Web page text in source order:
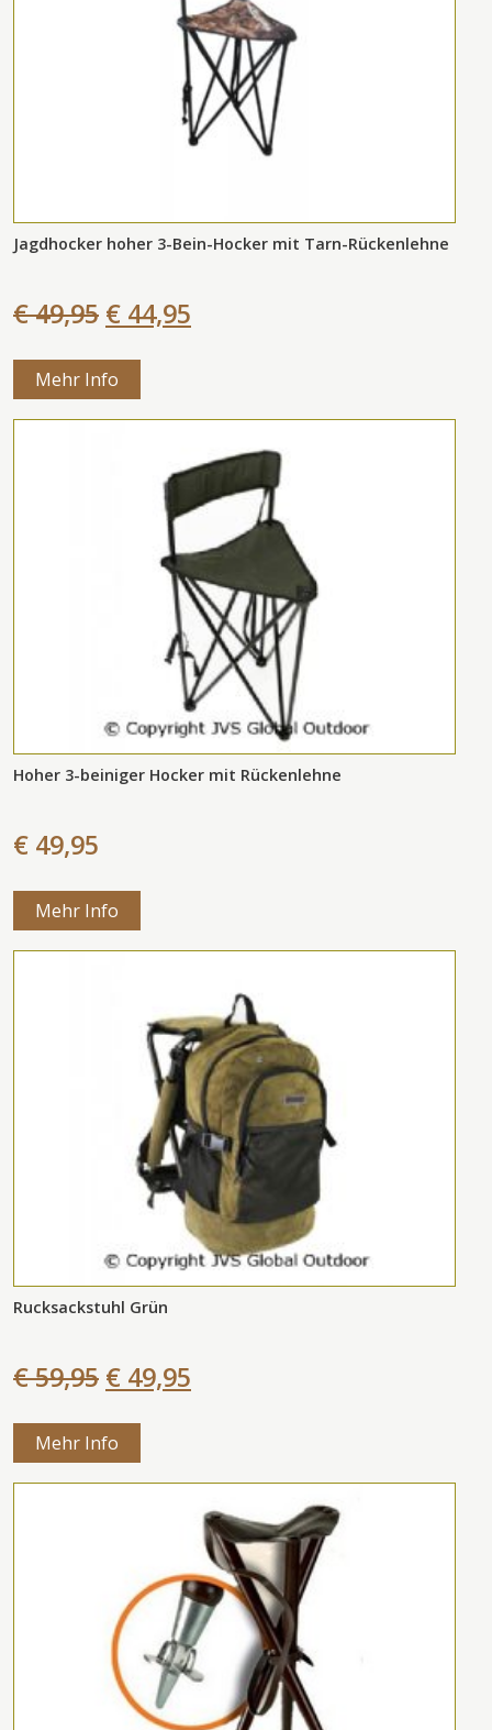
Jagdhocker hoher 3-Bein-Hocker mit Tarn-Rückenlehne
€ 49,95 € 44,95
Mehr Info
Hoher 3-beiniger Hocker mit Rückenlehne
€ 49,95
Mehr Info
Rucksackstuhl Grün
€ 59,95 € 49,95
Mehr Info